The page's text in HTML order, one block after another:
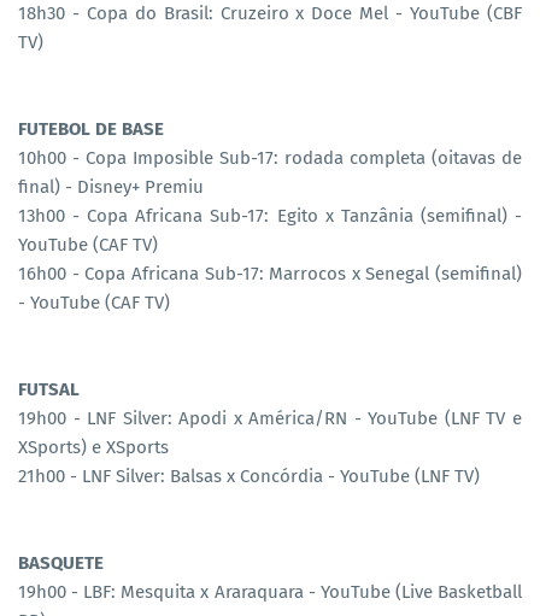
18h30 - Copa do Brasil: Cruzeiro x Doce Mel - YouTube (CBF
TV)
FUTEBOL DE BASE
10h00 - Copa Imposible Sub-17: rodada completa (oitavas de
final) - Disney+ Premiu
13h00 - Copa Africana Sub-17: Egito x Tanzânia (semifinal) -
YouTube (CAF TV)
16h00 - Copa Africana Sub-17: Marrocos x Senegal (semifinal)
- YouTube (CAF TV)
FUTSAL
19h00 - LNF Silver: Apodi x América/RN - YouTube (LNF TV e
XSports) e XSports
21h00 - LNF Silver: Balsas x Concórdia - YouTube (LNF TV)
BASQUETE
19h00 - LBF: Mesquita x Araraquara - YouTube (Live Basketball